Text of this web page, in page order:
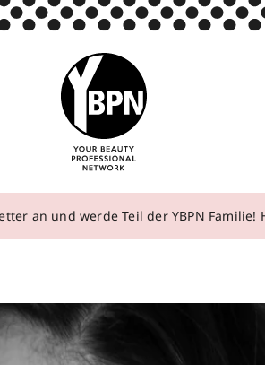
an und werde Teil der YBPN Familie!